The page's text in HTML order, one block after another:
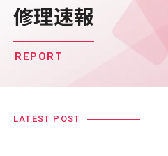
修理速報
REPORT
LATEST POST